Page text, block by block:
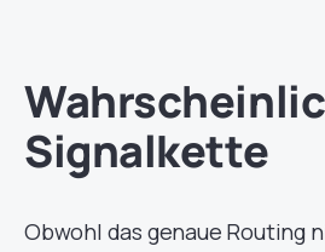
Signalkette
Obwohl das genaue Routing